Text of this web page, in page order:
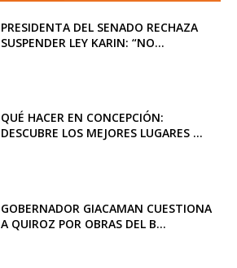
PRESIDENTA DEL SENADO RECHAZA
SUSPENDER LEY KARIN: “NO...
QUÉ HACER EN CONCEPCIÓN:
DESCUBRE LOS MEJORES LUGARES ...
GOBERNADOR GIACAMAN CUESTIONA
A QUIROZ POR OBRAS DEL B...